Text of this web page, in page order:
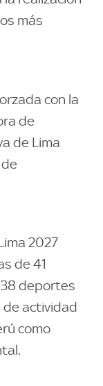
más
con la
de
de Lima
2027
de 41
deportes
de actividad
como